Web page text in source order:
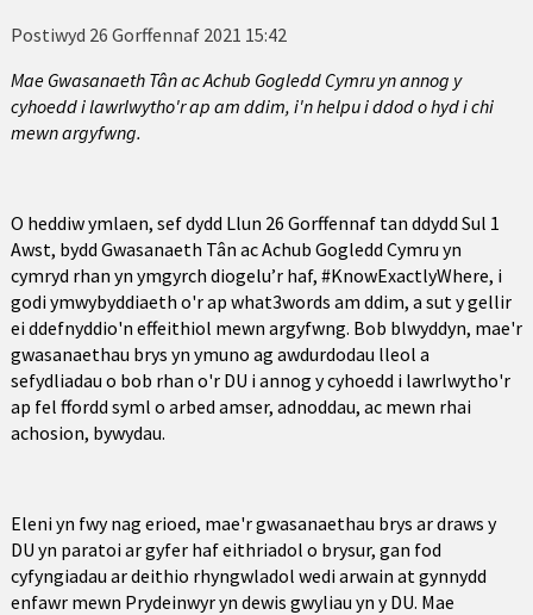
Postiwyd 26 Gorffennaf 2021 15:42
Mae Gwasanaeth Tân ac Achub Gogledd Cymru yn annog y
cyhoedd i lawrlwytho'r ap am ddim, i'n helpu i ddod o hyd i chi
mewn argyfwng.
O heddiw ymlaen, sef dydd Llun 26 Gorffennaf tan ddydd Sul 1
Awst, bydd Gwasanaeth Tân ac Achub Gogledd Cymru yn
cymryd rhan yn ymgyrch diogelu’r haf, #KnowExactlyWhere, i
godi ymwybyddiaeth o'r ap what3words am ddim, a sut y gellir
ei ddefnyddio'n effeithiol mewn argyfwng. Bob blwyddyn, mae'r
gwasanaethau brys yn ymuno ag awdurdodau lleol a
sefydliadau o bob rhan o'r DU i annog y cyhoedd i lawrlwytho'r
ap fel ffordd syml o arbed amser, adnoddau, ac mewn rhai
achosion, bywydau.
Eleni yn fwy nag erioed, mae'r gwasanaethau brys ar draws y
DU yn paratoi ar gyfer haf eithriadol o brysur, gan fod
cyfyngiadau ar deithio rhyngwladol wedi arwain at gynnydd
enfawr mewn Prydeinwyr yn dewis gwyliau yn y DU. Mae